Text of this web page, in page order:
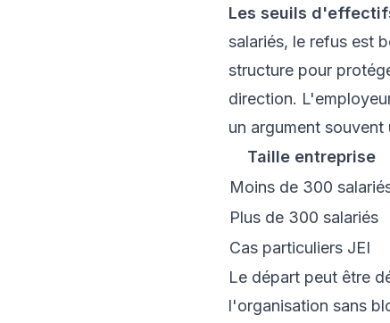
Les seuils
salariés, le refus est
structure pour
direction.
un argument souvent
Taille entreprise
Moins de 300
Plus de 300 salariés
Cas particuliers JEI
Le départ peut être
l'organisation sans